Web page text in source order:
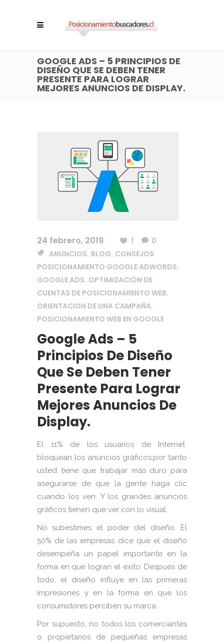
GOOGLE ADS – 5 PRINCIPIOS DE
DISEÑO QUE SE DEBEN TENER
PRESENTE PARA LOGRAR
MEJORES ANUNCIOS DE DISPLAY.
24 febrero, 2019 1
0
ANUNCIOS, BLOG, CONSEJOS
POSICIONAMIENTO GOOGLE ADWORDS,
GOOGLE ADS, OPTIMIZACIÓN DE
CUENTAS DE POSICIONAMIENTO WEB,
ORIENTACION DE UNA CAMPAÑA,
POSICIONAMIENTO WEB EN GOOGLE
Google Ads – 5
Principios De Diseño
Que Se Deben Tener
Presente Para Lograr
Mejores Anuncios De
Display.
El 11% de los usuarios de Internet
bloquean los anuncios gráficos,por tanto
usted tiene que trabajar más duro para
asegurarse de que la gente haga clic
cuando los ven. Y los grandes anuncios
gráficos tienen que ver con lo visual.
No subestimes el poder del diseño. El
50% de las empresas dice que el diseño
desempeña un papel importante en la
forma en que logran el éxito. Después de
todo, el diseño influye en las primeras
impresiones y en la forma en que los
consumidores perciben su marca.
Por supuesto, no todos los comerciantes
o propietarios de pequeñas empresas